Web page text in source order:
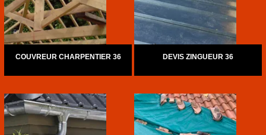
COUVREUR CHARPENTIER 36 DEVIS ZINGUEUR 36